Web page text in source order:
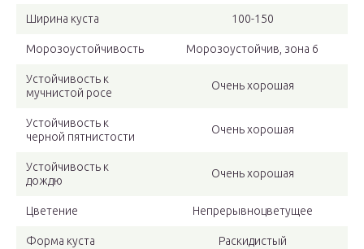
Ширина куста 100-150
Морозоустойчивость Морозоустойчив, зона 6
Устойчивость к
мучнистой росе
Очень хорошая
Устойчивость к
черной пятнистости
Очень хорошая
Устойчивость к
дождю
Очень хорошая
Цветение Непрерывноцветущее
Форма куста Раскидистый